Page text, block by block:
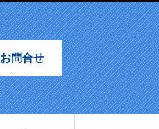
お問合せ